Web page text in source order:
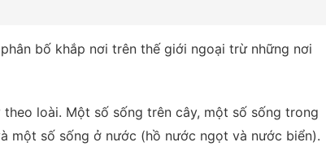
bố khắp nơi trên thế giới ngoại trừ những nơi
loài. Một số sống trên cây, một số sống trong
một số sống ở nước (hồ nước ngọt và nước biển).